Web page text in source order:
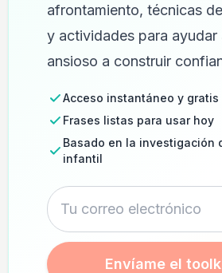
afrontamiento, técnicas
y actividades para ayudar
ansioso a construir
Acceso instantáneo y gratis
Frases listas para usar hoy
Basado en la investigación
infantil
Envíame el